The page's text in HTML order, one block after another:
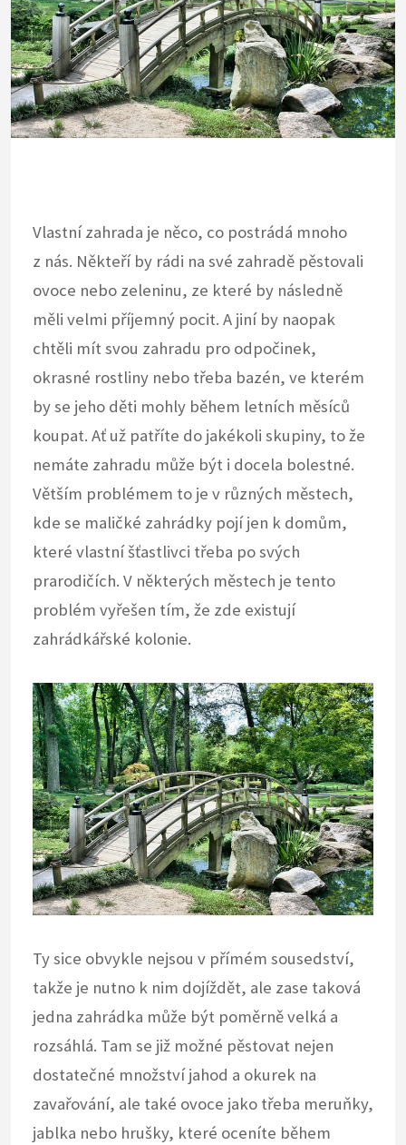
Vlastní zahrada je něco, co postrádá mnoho
z nás. Někteří by rádi na své zahradě pěstovali
ovoce nebo zeleninu, ze které by následně
měli velmi příjemný pocit. A jiní by naopak
chtěli mít svou zahradu pro odpočinek,
okrasné rostliny nebo třeba bazén, ve kterém
by se jeho děti mohly během letních měsíců
koupat. Ať už patříte do jakékoli skupiny, to že
nemáte zahradu může být i docela bolestné.
Větším problémem to je v různých městech,
kde se maličké zahrádky pojí jen k domům,
které vlastní šťastlivci třeba po svých
prarodičích. V některých městech je tento
problém vyřešen tím, že zde existují
zahrádkářské kolonie.
Ty sice obvykle nejsou v přímém sousedství,
takže je nutno k nim dojíždět, ale zase taková
jedna zahrádka může být poměrně velká a
rozsáhlá. Tam se již možné pěstovat nejen
dostatečné množství jahod a okurek na
zavařování, ale také ovoce jako třeba meruňky,
jablka nebo hrušky, které oceníte během